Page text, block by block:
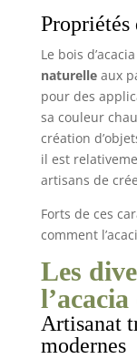
Propriétés
Le bois
naturelleaux
pour des
sa couleur
création
il est
artisans de
Forts de ces
comment
Les
Artisanat
modernes